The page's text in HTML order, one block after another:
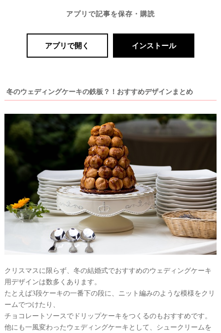
アプリで記事を保存・購読
アプリで開く インストール
冬のウェディングケーキの鉄板？！おすすめデザインまとめ
クリスマスに限らず、冬の結婚式でおすすめのウェディングケーキ
用デザインは数多くあります。
たとえば3段ケーキの一番下の段に、ニット編みのような模様をクリ
ームでつけたり、
チョコレートソースでドリップケーキをつくるのもおすすめです。
他にも一風変わったウェディングケーキとして、シュークリームを